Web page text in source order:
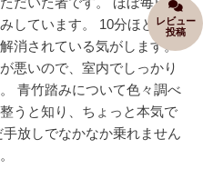
しています。
10分ほど踏む
消されている気がします。
悪いので、室内でしっかり
青竹踏みについて色々調べ
うと知り、ちょっと本気で
手放しでなかなか乗れません
レビュー
投稿